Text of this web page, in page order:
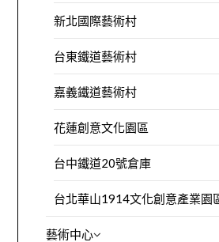
新北國際藝術村
台東鐵道藝術村
嘉義鐵道藝術村
花蓮創意文化園區
台中鐵道20號倉庫
台北華山1914文化創意產業園
藝術中心